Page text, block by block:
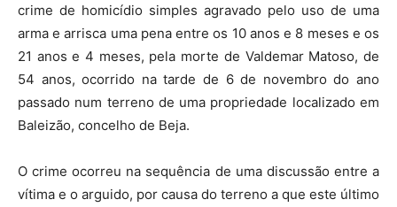
crime de homicídio simples agravado pelo uso de uma
arma e arrisca uma pena entre os 10 anos e 8 meses e os
21 anos e 4 meses, pela morte de Valdemar Matoso, de
54 anos, ocorrido na tarde de 6 de novembro do ano
passado num terreno de uma propriedade localizado em
Baleizão, concelho de Beja.
O crime ocorreu na sequência de uma discussão entre a
vítima e o arguido, por causa do terreno a que este último